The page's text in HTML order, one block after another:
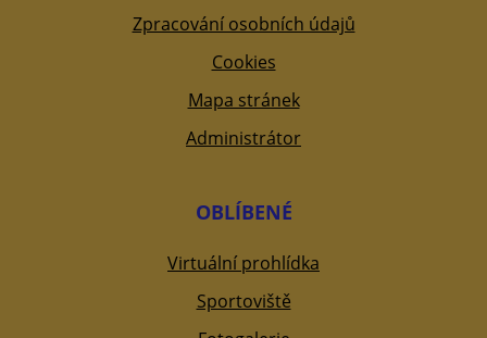
Zpracování osobních údajů
Cookies
Mapa stránek
Administrátor
OBLÍBENÉ
Virtuální prohlídka
Sportoviště